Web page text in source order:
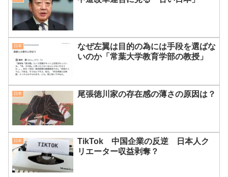
日本
なぜ左翼は目的の為には手段を選ばな
いのか「常葉大学教育学部の教授」
日本 尾張徳川家の存在感の薄さの原因は？
日本
TikTok 中国企業の反逆 日本人ク
リエーター収益剥奪？